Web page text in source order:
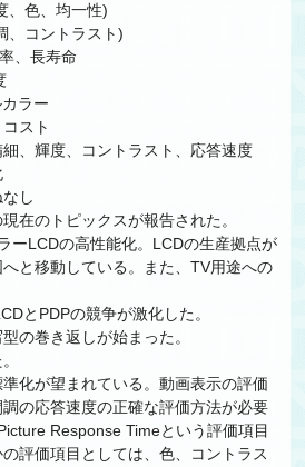
、色、均一性)
、コントラスト)
、長寿命
ラー
スト
、輝度、コントラスト、応答速度
し
在のトピックスが報告された。
ーLCDの高性能化。LCDの生産拠点が
と移動している。また、TV用途への
とPDPの競争が激化した。
の巻き返しが始まった。
化が望まれている。動画表示の評価
の応答速度の正確な評価方法が必要
Response Timeという評価項目
評価項目としては、色、コントラス